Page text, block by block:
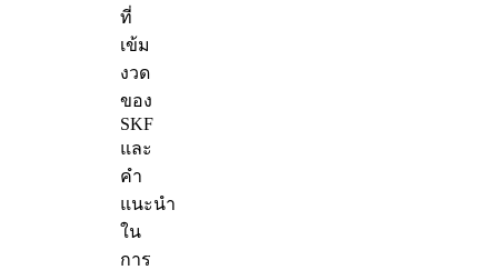
ที่
เข้ม
งวด
ของ
SKF
และ
คำ
แนะนำ
ใน
การ